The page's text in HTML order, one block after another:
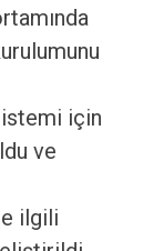
için
ve
ilgili